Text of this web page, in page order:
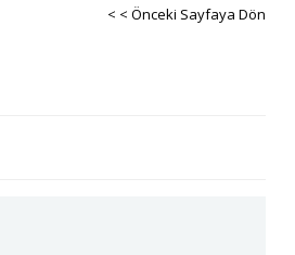
< < Önceki Sayfaya Dön